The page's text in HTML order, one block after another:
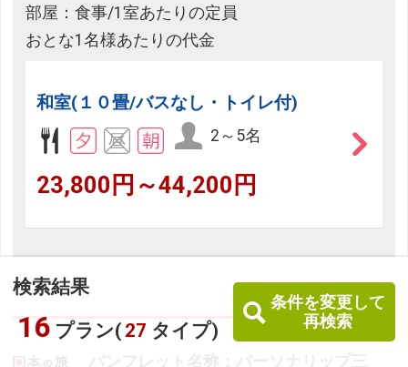
検索結果
16 プラン( 27 タイプ)
条件を変更して
再検索
部屋：食事/1室あたりの定員
おとな1名様あたりの代金
和室(１０畳/バスなし・トイレ付)
2～5名
23,800円～44,200円